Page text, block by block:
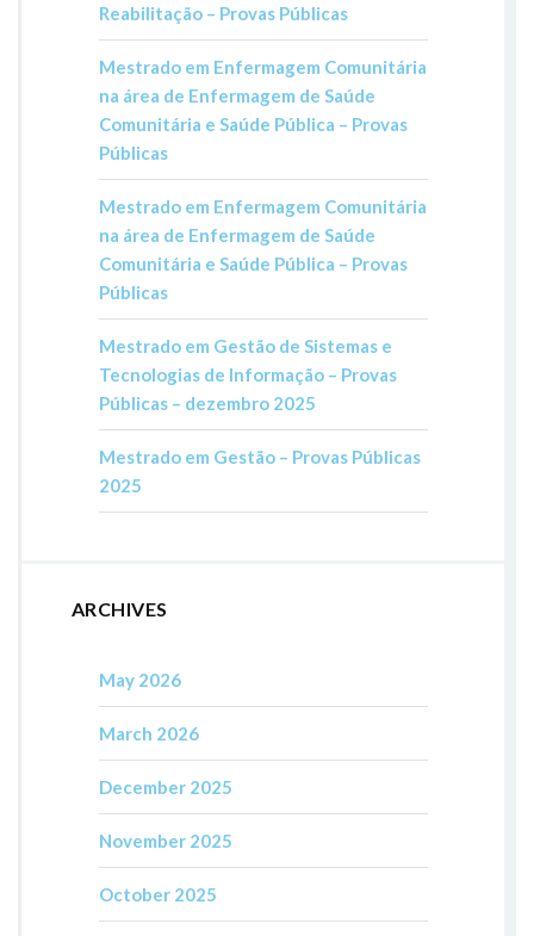
Reabilitação – Provas Públicas
Mestrado em Enfermagem Comunitária
na área de Enfermagem de Saúde
Comunitária e Saúde Pública – Provas
Públicas
Mestrado em Enfermagem Comunitária
na área de Enfermagem de Saúde
Comunitária e Saúde Pública – Provas
Públicas
Mestrado em Gestão de Sistemas e
Tecnologias de Informação – Provas
Públicas – dezembro 2025
Mestrado em Gestão – Provas Públicas
2025
ARCHIVES
May 2026
March 2026
December 2025
November 2025
October 2025